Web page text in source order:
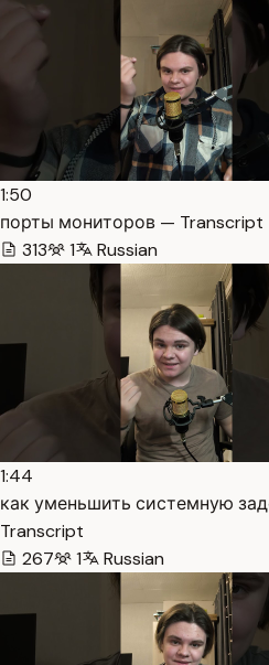
1:50
порты мониторов — Transcript
313
1 Russian
1:44
как уменьшить системную
Transcript
267
1 Russian